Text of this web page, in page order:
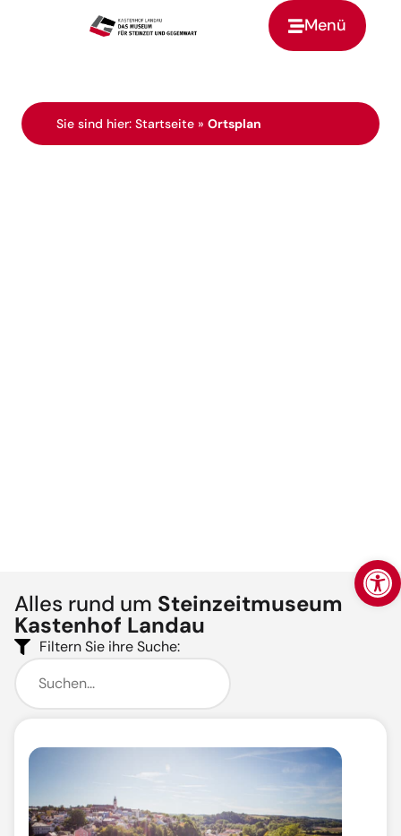
Menü
Zur Startseite
Sie sind hier: Startseite » Ortsplan
Alles rund um Steinzeitmuseum
Kastenhof Landau
Filtern Sie ihre Suche: